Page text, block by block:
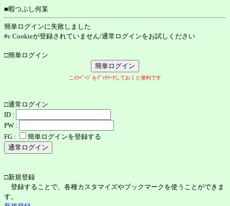
■暇つぶし何某
簡単ログインに失敗しました
#c Cookieが登録されていません/通常ログインをお試しください
□簡単ログイン
このﾍﾟｰｼﾞをﾌﾞｯｸﾏｰｸしておくと便利です
□通常ログイン
ID :
PW :
FG :
簡単ログインを登録する
□新規登録
登録することで、各種カスタマイズやブックマークを使うことができま
す。